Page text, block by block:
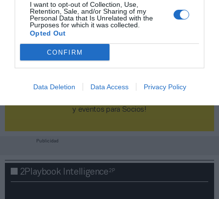
I want to opt-out of Collection, Use,
Retention, Sale, and/or Sharing of my
Personal Data that Is Unrelated with the
Purposes for which it was collected.
Opted Out
CONFIRM
Data Deletion Data Access Privacy Policy
y eventos para Socios!​​​​​​​
Publicidad
2Playbook Intelligence2P